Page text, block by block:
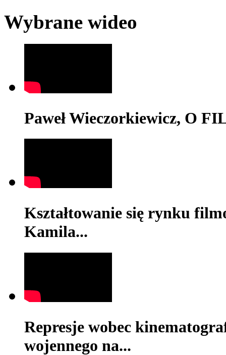
Wybrane wideo
Paweł Wieczorkiewicz, O
Kształtowanie się rynku
Kamila...
Represje wobec
wojennego na...